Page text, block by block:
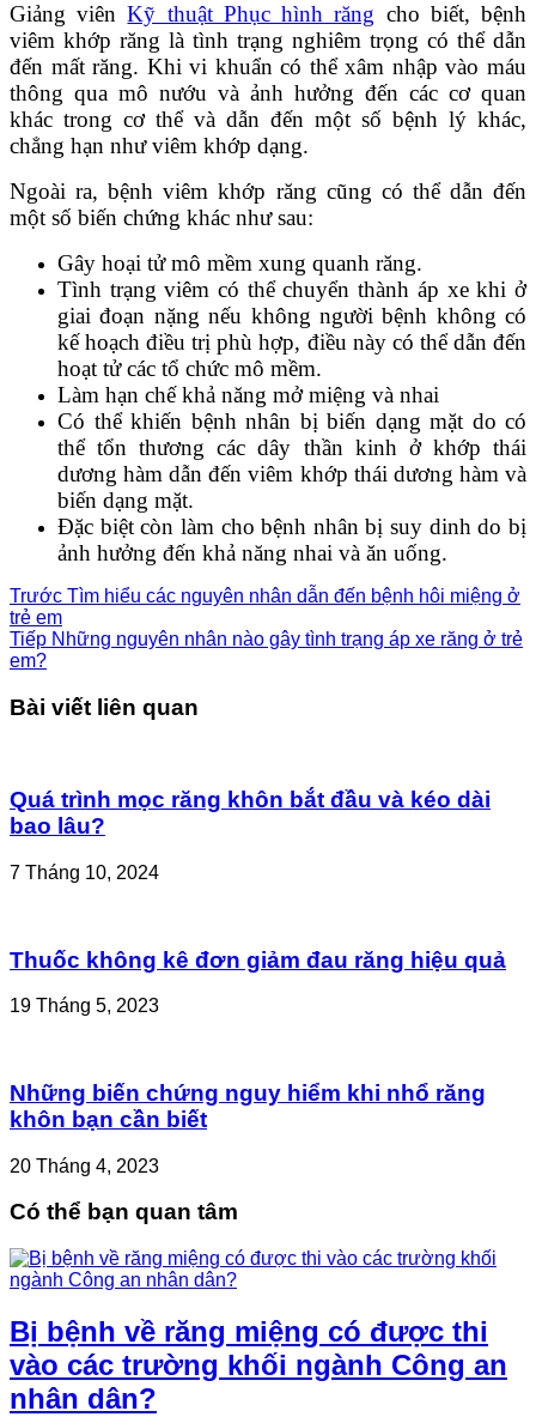
Giảng viênKỹ thuật Phục hình răng cho biết, bệnh
viêm khớp răng là tình trạng nghiêm trọng có thể dẫn
đến mất răng. Khi vi khuẩn có thể xâm nhập vào máu
thông qua mô nướu và ảnh hưởng đến các cơ quan
khác trong cơ thể và dẫn đến một số bệnh lý khác,
chẳng hạn như viêm khớp dạng.
Ngoài ra, bệnh viêm khớp răng cũng có thể dẫn đến
một số biến chứng khác như sau:
Gây hoại tử mô mềm xung quanh răng.
Tình trạng viêm có thể chuyển thành áp xe khi ở
giai đoạn nặng nếu không người bệnh không có
kế hoạch điều trị phù hợp, điều này có thể dẫn đến
hoạt tử các tổ chức mô mềm.
Làm hạn chế khả năng mở miệng và nhai
Có thể khiến bệnh nhân bị biến dạng mặt do có
thể tổn thương các dây thần kinh ở khớp thái
dương hàm dẫn đến viêm khớp thái dương hàm và
biến dạng mặt.
Đặc biệt còn làm cho bệnh nhân bị suy dinh do bị
ảnh hưởng đến khả năng nhai và ăn uống.
Trước Tìm hiểu các nguyên nhân dẫn đến bệnh hôi miệng ở
trẻ em
Tiếp Những nguyên nhân nào gây tình trạng áp xe răng ở trẻ
em?
Bài viết liên quan
Quá trình mọc răng khôn bắt đầu và kéo dài
bao lâu?
7 Tháng 10, 2024
Thuốc không kê đơn giảm đau răng hiệu quả
19 Tháng 5, 2023
Những biến chứng nguy hiểm khi nhổ răng
khôn bạn cần biết
20 Tháng 4, 2023
Có thể bạn quan tâm
Bị bệnh về răng miệng có được thi
vào các trường khối ngành Công an
nhân dân?